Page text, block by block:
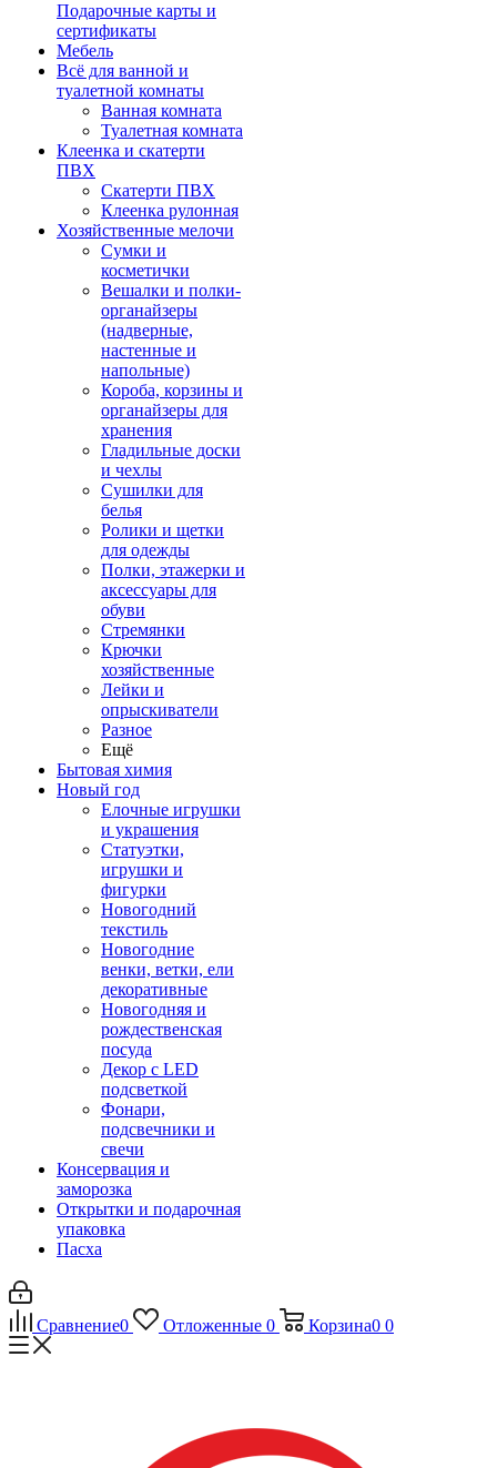
Подарочные карты и
сертификаты
Мебель
Всё для ванной и
туалетной комнаты
Ванная комната
Туалетная комната
Клеенка и скатерти
ПВХ
Скатерти ПВХ
Клеенка рулонная
Хозяйственные мелочи
Сумки и
косметички
Вешалки и полки-
органайзеры
(надверные,
настенные и
напольные)
Короба, корзины и
органайзеры для
хранения
Гладильные доски
и чехлы
Сушилки для
белья
Ролики и щетки
для одежды
Полки, этажерки и
аксессуары для
обуви
Стремянки
Крючки
хозяйственные
Лейки и
опрыскиватели
Разное
Ещё
Бытовая химия
Новый год
Елочные игрушки
и украшения
Статуэтки,
игрушки и
фигурки
Новогодний
текстиль
Новогодние
венки, ветки, ели
декоративные
Новогодняя и
рождественская
посуда
Декор с LED
подсветкой
Фонари,
подсвечники и
свечи
Консервация и
заморозка
Открытки и подарочная
упаковка
Пасха
Сравнение0 Отложенные 0 Корзина0 0